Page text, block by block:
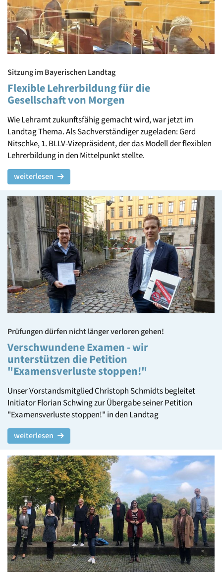
Sitzung im Bayerischen Landtag
Flexible Lehrerbildung für die
Gesellschaft von Morgen
Wie Lehramt zukunftsfähig gemacht wird, war jetzt im
Landtag Thema. Als Sachverständiger zugeladen: Gerd
Nitschke, 1. BLLV-Vizepräsident, der das Modell der flexiblen
Lehrerbildung in den Mittelpunkt stellte.
weiterlesen
Prüfungen dürfen nicht länger verloren gehen!
Verschwundene Examen - wir
unterstützen die Petition
"Examensverluste stoppen!"
Unser Vorstandsmitglied Christoph Schmidts begleitet
Initiator Florian Schwing zur Übergabe seiner Petition
"Examensverluste stoppen!" in den Landtag
weiterlesen